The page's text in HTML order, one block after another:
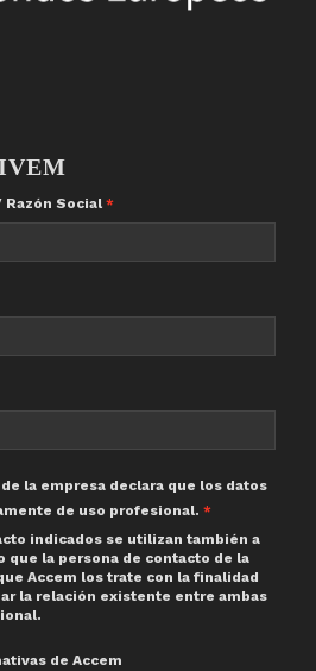
Razón Social
la empresa declara que los datos
de uso profesional.
indicados se utilizan también a
que la persona de contacto de la
Accem los trate con la finalidad
la relación existente entre ambas
de Accem